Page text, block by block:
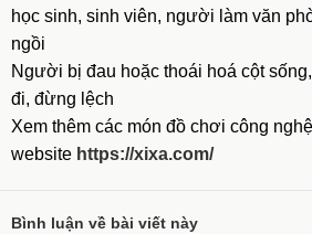
học sinh, sinh viên, người làm văn
ngồi
Người bị đau hoặc thoái hoá cột
đi, đừng lệch
Xem thêm các món đồ chơi công
website https://xixa.com/
Bình luận về bài viết này